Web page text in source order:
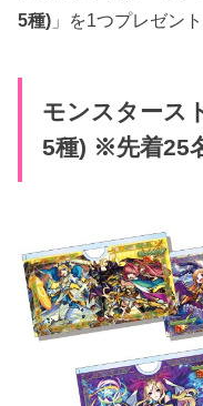
5種) 」を1つプレゼン
モンスタース
5種) ※先着25